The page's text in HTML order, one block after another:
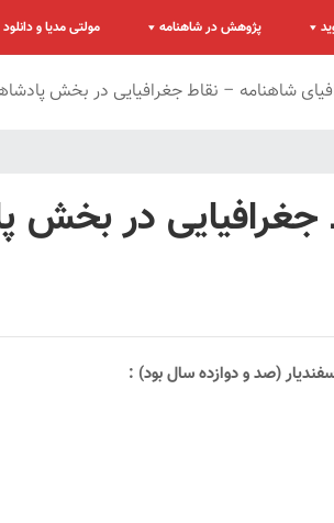
پژوهش در شاهنامه مولتی مدیا و دانلود
شاهنامه – نقاط جغرافیایی در بخش
جغرافیایی در
(صد و دوازده سال بود) :